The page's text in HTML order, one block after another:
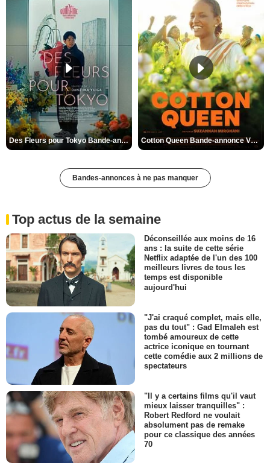
Des Fleurs pour Tokyo Bande-annonce VO STFR Cotton Queen Bande-annonce VO STFR
Bandes-annonces à ne pas manquer
Top actus de la semaine
Déconseillée aux moins de 16
ans : la suite de cette série
Netflix adaptée de l'un des 100
meilleurs livres de tous les
temps est disponible
aujourd'hui
"J'ai craqué complet, mais elle,
pas du tout" : Gad Elmaleh est
tombé amoureux de cette
actrice iconique en tournant
cette comédie aux 2 millions de
spectateurs
"Il y a certains films qu'il vaut
mieux laisser tranquilles" :
Robert Redford ne voulait
absolument pas de remake
pour ce classique des années
70